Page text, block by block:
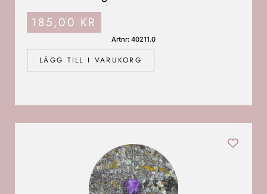
LÄGG TILL I VARUKORG
185,00 KR
Artnr: 40211.0